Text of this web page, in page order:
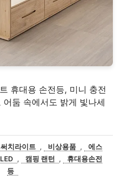
휴대용 손전등, 미니 충전
둠 속에서도 밝게 빛나세
치라이트 , 비상용품 ,
에스
, 캠핑 랜턴 ,
휴대용손전
등